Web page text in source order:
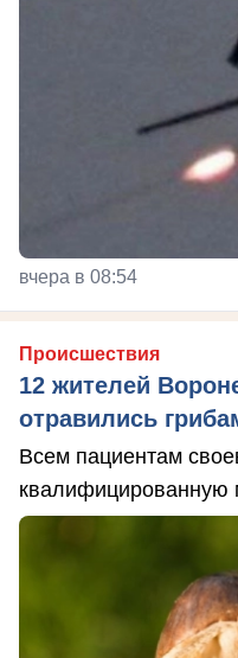
вчера в 08:54
Происшествия
12 жителей
отравились
Всем пациентам